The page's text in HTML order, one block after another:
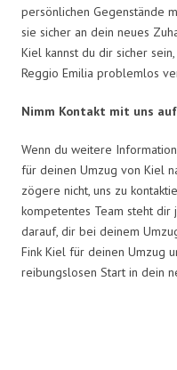
persönlichen Gegenstände
sie sicher an dein neues
Kiel kannst du dir sicher
Reggio Emilia problemlos
Nimm Kontakt mit uns
Wenn du weitere
für deinen Umzug von Kiel
zögere nicht, uns zu
kompetentes Team steht
darauf, dir bei deinem
Fink Kiel für deinen Umzug
reibungslosen Start in dein